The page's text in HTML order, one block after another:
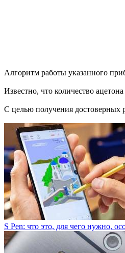
Алгоритм работы указанного
Известно, что количество
С целью получения достоверных
S Pen: что это, для чего нужно,